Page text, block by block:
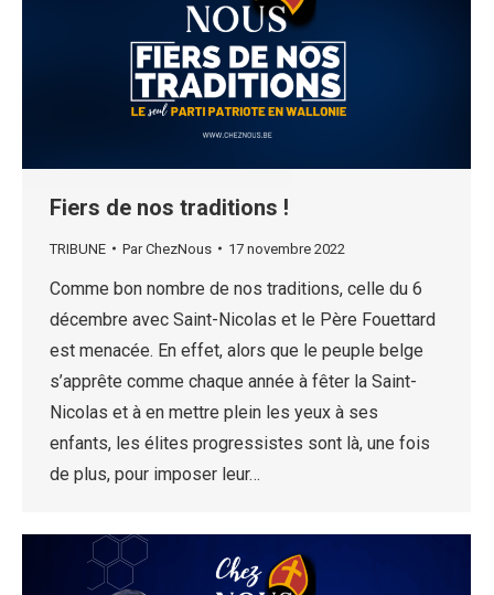
Fiers de nos traditions !
TRIBUNE ParChezNous 17 novembre 2022
Comme bon nombre de nos traditions, celle du 6
décembre avec Saint-Nicolas et le Père Fouettard
est menacée. En effet, alors que le peuple belge
s’apprête comme chaque année à fêter la Saint-
Nicolas et à en mettre plein les yeux à ses
enfants, les élites progressistes sont là, une fois
de plus, pour imposer leur…